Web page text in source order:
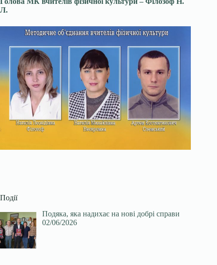
Л.
Події
Подяка, яка надихає на нові добрі справи
02/06/2026